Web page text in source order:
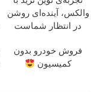
والکس، آینده‌ای روشن
در انتظار شماست
فروش خودرو بدون
کمیسیون